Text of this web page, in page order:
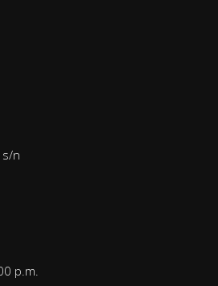
s/n
p.m.